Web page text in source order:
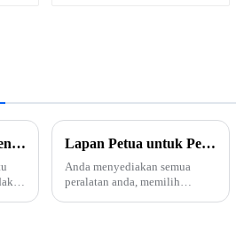
Bagaimana untuk mengekalkan ski dengan berkesan? Lapan Petua untuk Perjalanan Perkhemahan Hujan yang Hebat
Anda menyediakan semua
peralatan anda, memilih